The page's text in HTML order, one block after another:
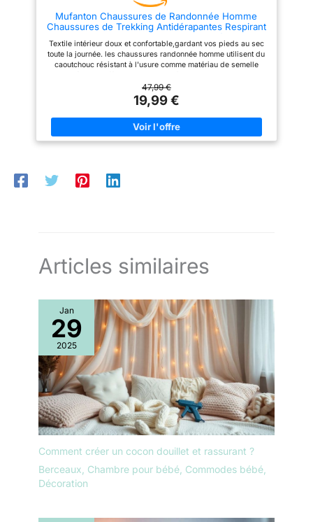
Mufanton Chaussures de Randonnée Homme
Chaussures de Trekking Antidérapantes Respirant
Sneakers,Noir,EU39
Textile intérieur doux et confortable,gardant vos pieds au sec
toute la journée. les chaussures randonnée homme utilisent du
caoutchouc résistant à l'usure comme matériau de semelle
adhérence, Le motif unique sur la semelle a une grande
distance pour éviter les embouteillages. Une semelle
intercalaire MD flexible absorbe les chocs à chaque pas. De
plus, la semelle intérieure flexible offre un soutien et un amorti
pour toutes les aventures en plein air. L'embout de protection
en caoutchouc garantit une protection optimale sur les rochers
premier ordre et un confort maximal sur tous vos chemins.Ils
conviennent à la randonnée, au camping, à l'escalade, au vélo,
47,99 €
19,99 €
Articles similaires
Jan
29
2025
Comment créer un cocon douillet et rassurant ?
Berceaux Chambre pour bébé Commodes bébé
Décoration